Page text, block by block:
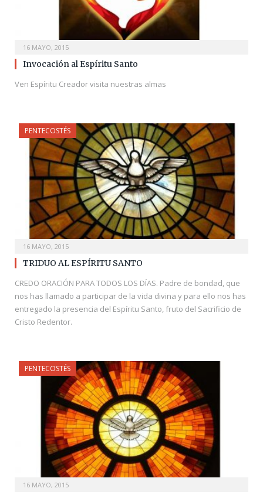
16 MAYO, 2015
Invocación al Espíritu Santo
Ven Espíritu Creador visita nuestras almas
PENTECOSTÉS
16 MAYO, 2015
TRIDUO AL ESPÍRITU SANTO
CREDO ORACIÓN PARA TODOS LOS DÍAS. Padre de bondad, que
nos has llamado a participar de la vida divina y para ello nos has
entregado la presencia del Espíritu Santo, fruto del Sacrificio de
Cristo Redentor.
PENTECOSTÉS
16 MAYO, 2015